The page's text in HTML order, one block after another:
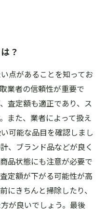
？
点があることを知ってお
業者の信頼性が重要で
査定額も適正であり、ス
また、業者によって扱え
可能な品目を確認しまし
、ブランド品などが良く
品状態にも注意が必要で
定額が下がる可能性が高
にきちんと掃除したり、
が良いでしょう。最後